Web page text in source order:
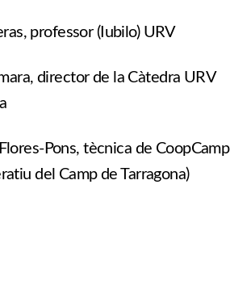
professor (Iubilo) URV
director de la Càtedra URV
Pons, tècnica de CoopCamp
del Camp de Tarragona)